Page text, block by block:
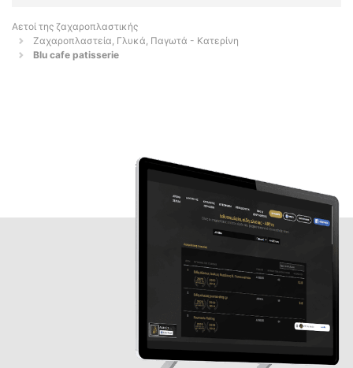
Αετοί της ζαχαροπλαστικής
Ζαχαροπλαστεία, Γλυκά, Παγωτά - Κατερίνη
Blu cafe patisserie